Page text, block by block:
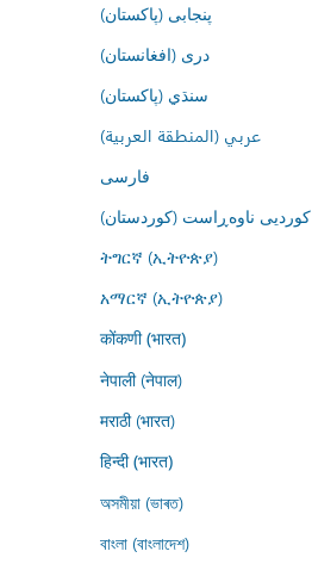
پنجابی (پاکستان)
درى (افغانستان)
سنڌي (پاکستان)
عربي (المنطقة العربية)
فارسى
کوردیی ناوەڕاست (کوردستان)
ትግርኛ (ኢትዮጵያ)
አማርኛ (ኢትዮጵያ)
कोंकणी (भारत)
नेपाली (नेपाल)
मराठी (भारत)
हिन्दी (भारत)
অসমীয়া (ভাৰত)
বাংলা (বাংলাদেশ)